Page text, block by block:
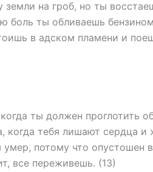
на гроб, но ты
боль ты обливаешь
в адском пламени и
ты должен проглотить
когда тебя лишают сердца и
потому что опустошен
все переживешь. (13)